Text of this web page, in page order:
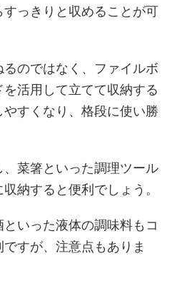
っきりと収めることが可
のではなく、ファイルボ
活用して立てて収納する
すくなり、格段に使い勝
菜箸といった調理ツール
納すると便利でしょう。
いった液体の調味料もコ
すが、注意点もありま